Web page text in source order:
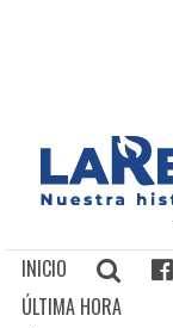
INICIO
ÚLTIMA HORA